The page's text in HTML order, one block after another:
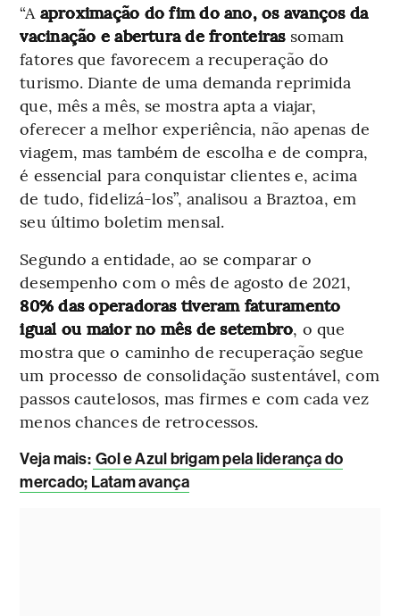
“A aproximação do fim do ano, os avanços da
vacinação e abertura de fronteirassomam
fatores que favorecem a recuperação do
turismo. Diante de uma demanda reprimida
que, mês a mês, se mostra apta a viajar,
oferecer a melhor experiência, não apenas de
viagem, mas também de escolha e de compra,
é essencial para conquistar clientes e, acima
de tudo, fidelizá-los”, analisou a Braztoa, em
seu último boletim mensal.
Segundo a entidade, ao se comparar o
desempenho com o mês de agosto de 2021,
80% das operadoras tiveram faturamento
igual ou maior no mês de setembro, o que
mostra que o caminho de recuperação segue
um processo de consolidação sustentável, com
passos cautelosos, mas firmes e com cada vez
menos chances de retrocessos.
Veja mais: Gol e Azul brigam pela liderança do
mercado; Latam avança